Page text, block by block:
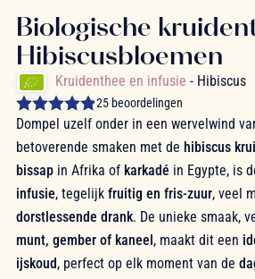
Biologische
Hibiscusbloemen
Kruidenthee en infusie - Hibiscus
25 beoordelingen
Dompel uzelf onder in een wervelwind
betoverende smaken met de hibiscus
bissapin Afrika of karkadé in Egypte, is
infusie, tegelijk fruitig en fris-zuur, veel
dorstlessende drank. De unieke smaak,
munt, gember of kaneel, maakt dit een
ijskoud, perfect op elk moment van de